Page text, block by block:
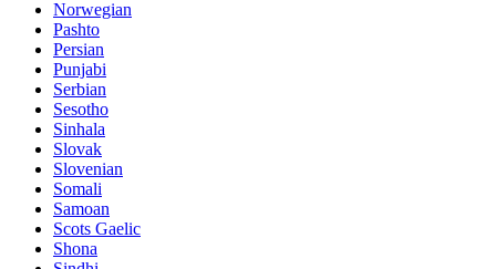
Norwegian
Pashto
Persian
Punjabi
Serbian
Sesotho
Sinhala
Slovak
Slovenian
Somali
Samoan
Scots Gaelic
Shona